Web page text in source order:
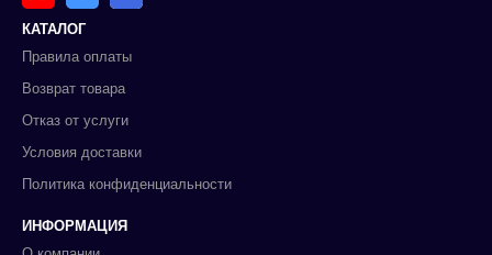
КАТАЛОГ
Правила оплаты
Возврат товара
Отказ от услуги
Условия доставки
Политика конфиденциальности
ИНФОРМАЦИЯ